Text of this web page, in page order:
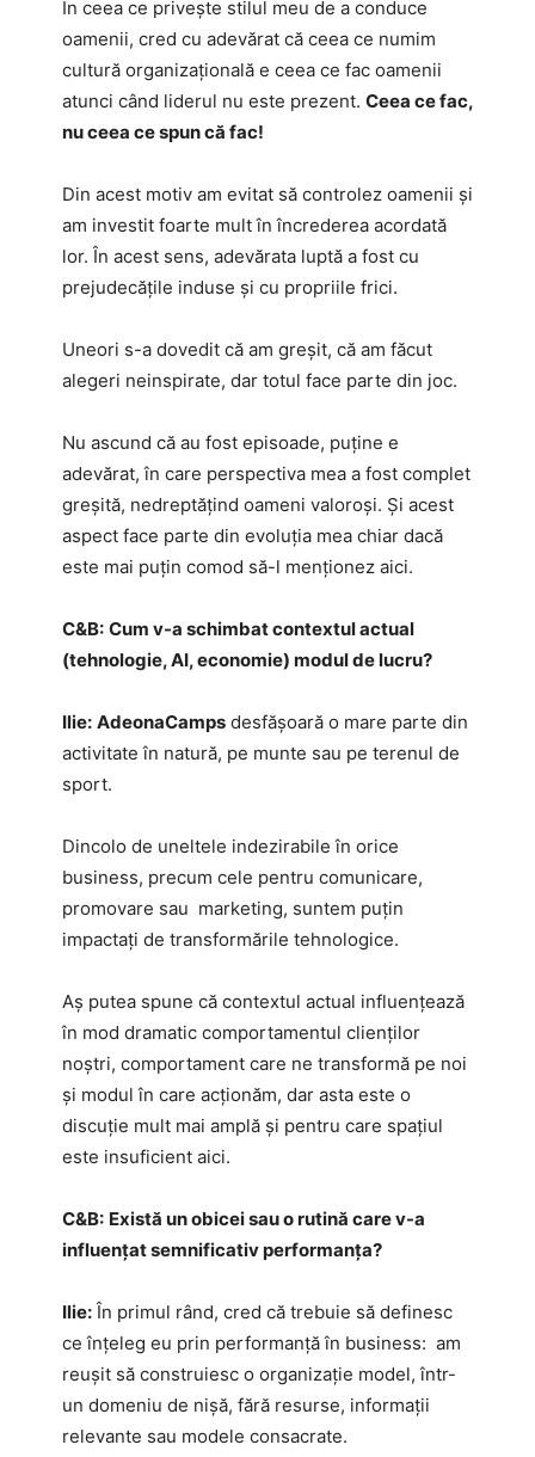
În ceea ce privește stilul meu de a conduce
oamenii, cred cu adevărat că ceea ce numim
cultură organizațională e ceea ce fac oamenii
atunci când liderul nu este prezent. Ceea ce fac,
nu ceea ce spun că fac!
Din acest motiv am evitat să controlez oamenii și
am investit foarte mult în încrederea acordată
lor. În acest sens, adevărata luptă a fost cu
prejudecățile induse și cu propriile frici.
Uneori s-a dovedit că am greșit, că am făcut
alegeri neinspirate, dar totul face parte din joc.
Nu ascund că au fost episoade, puține e
adevărat, în care perspectiva mea a fost complet
greșită, nedreptățind oameni valoroși. Și acest
aspect face parte din evoluția mea chiar dacă
este mai puțin comod să-l menționez aici.
C&B: Cum v-a schimbat contextul actual
(tehnologie, AI, economie) modul de lucru?
Ilie: AdeonaCamps desfășoară o mare parte din
activitate în natură, pe munte sau pe terenul de
sport.
Dincolo de uneltele indezirabile în orice
business, precum cele pentru comunicare,
promovare sau marketing, suntem puțin
impactați de transformările tehnologice.
Aș putea spune că contextul actual influențează
în mod dramatic comportamentul clienților
noștri, comportament care ne transformă pe noi
și modul în care acționăm, dar asta este o
discuție mult mai amplă și pentru care spațiul
este insuficient aici.
C&B: Există un obicei sau o rutină care v-a
influențat semnificativ performanța?
Ilie: În primul rând, cred că trebuie să definesc
ce înțeleg eu prin performanță în business: am
reușit să construiesc o organizație model, într-
un domeniu de nișă, fără resurse, informații
relevante sau modele consacrate.